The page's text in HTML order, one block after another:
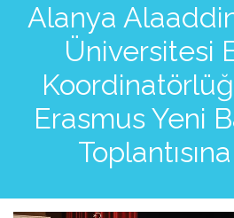
Alanya
Üniversitesi
Erasmus Yeni